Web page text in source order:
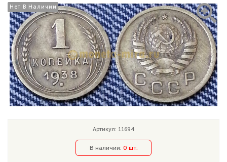
Нет В Наличии
Нет В Наличии
Артикул: 11694
В наличии: 0 шт.